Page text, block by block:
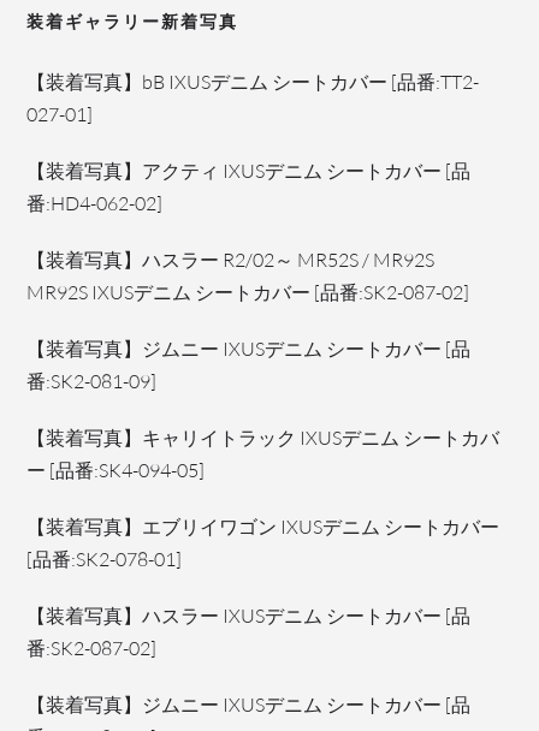
装着ギャラリー新着写真
【装着写真】bB IXUSデニム シートカバー [品番:TT2-
027-01]
【装着写真】アクティ IXUSデニム シートカバー [品
番:HD4-062-02]
【装着写真】ハスラー R2/02～ MR52S / MR92S
MR92S IXUSデニム シートカバー [品番:SK2-087-02]
【装着写真】ジムニー IXUSデニム シートカバー [品
番:SK2-081-09]
【装着写真】キャリイトラック IXUSデニム シートカバ
ー [品番:SK4-094-05]
【装着写真】エブリイワゴン IXUSデニム シートカバー
[品番:SK2-078-01]
【装着写真】ハスラー IXUSデニム シートカバー [品
番:SK2-087-02]
【装着写真】ジムニー IXUSデニム シートカバー [品